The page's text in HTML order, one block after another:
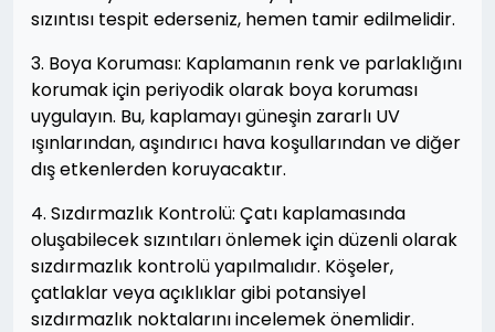
sızıntısı tespit ederseniz, hemen tamir edilmelidir.
3. Boya Koruması: Kaplamanın renk ve parlaklığını
korumak için periyodik olarak boya koruması
uygulayın. Bu, kaplamayı güneşin zararlı UV
ışınlarından, aşındırıcı hava koşullarından ve diğer
dış etkenlerden koruyacaktır.
4. Sızdırmazlık Kontrolü: Çatı kaplamasında
oluşabilecek sızıntıları önlemek için düzenli olarak
sızdırmazlık kontrolü yapılmalıdır. Köşeler,
çatlaklar veya açıklıklar gibi potansiyel
sızdırmazlık noktalarını incelemek önemlidir.